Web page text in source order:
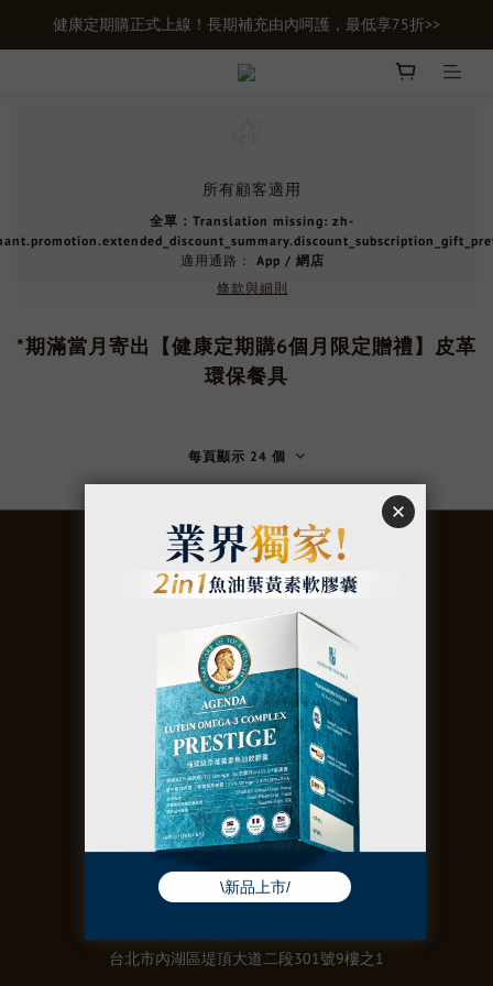
新會員首購輸入【newgifts】滿額最高現折$100
健康定期購正式上線！長期補充由內呵護，最低享75折>>
新會員首購輸入【newgifts】滿額最高現折$100
所有顧客適用
全單：Translation missing: zh-
適用通路： App / 網店
條款與細則
*期滿當月寄出【健康定期購6個月限定贈禮】皮革
環保餐具
每頁顯示 24 個
關於
聚美世股份有限公司
購買須知｜退換貨政策
｜
隱私權政策｜防詐騙聲明｜會員權益
聯絡
統編：50973106
電話：02-2657-9996
台北市內湖區堤頂大道二段301號9樓之1